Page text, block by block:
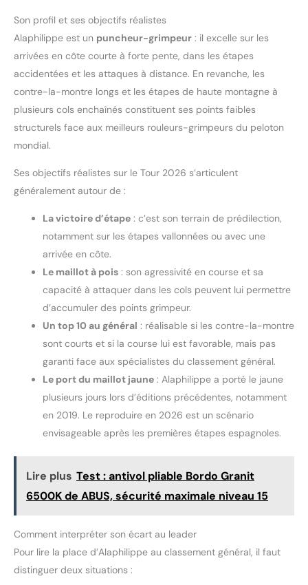
Son profil et ses objectifs réalistes
Alaphilippe est un puncheur-grimpeur : il excelle sur les
arrivées en côte courte à forte pente, dans les étapes
accidentées et les attaques à distance. En revanche, les
contre-la-montre longs et les étapes de haute montagne à
plusieurs cols enchaînés constituent ses points faibles
structurels face aux meilleurs rouleurs-grimpeurs du peloton
mondial.
Ses objectifs réalistes sur le Tour 2026 s’articulent
généralement autour de :
La victoire d’étape : c’est son terrain de prédilection,
notamment sur les étapes vallonnées ou avec une
arrivée en côte.
Le maillot à pois : son agressivité en course et sa
capacité à attaquer dans les cols peuvent lui permettre
d’accumuler des points grimpeur.
Un top 10 au général : réalisable si les contre-la-montre
sont courts et si la course lui est favorable, mais pas
garanti face aux spécialistes du classement général.
Le port du maillot jaune : Alaphilippe a porté le jaune
plusieurs jours lors d’éditions précédentes, notamment
en 2019. Le reproduire en 2026 est un scénario
envisageable après les premières étapes espagnoles.
Lire plus Test : antivol pliable Bordo Granit
6500K de ABUS, sécurité maximale niveau 15
Comment interpréter son écart au leader
Pour lire la place d’Alaphilippe au classement général, il faut
distinguer deux situations :